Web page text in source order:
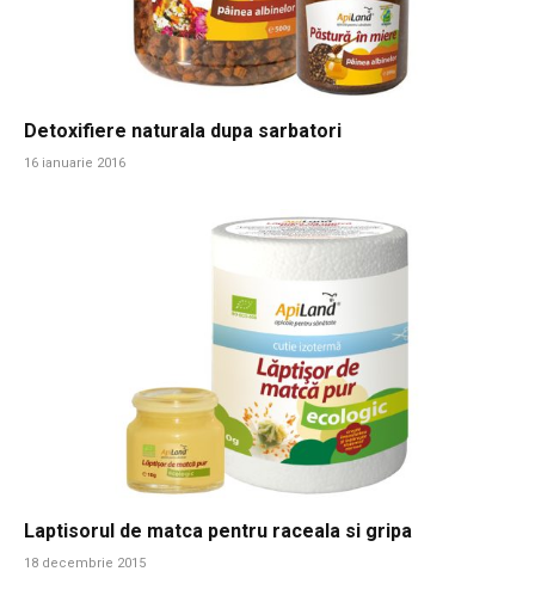
Detoxifiere naturala dupa sarbatori
16 ianuarie 2016
Laptisorul de matca pentru raceala si gripa
18 decembrie 2015